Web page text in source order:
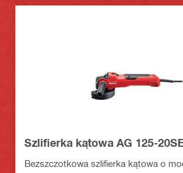
Szlifierka kątowa AG 125-
Bezszczotkowa szlifierka kątowa o